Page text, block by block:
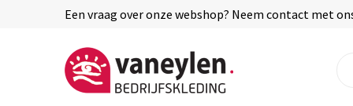
Een vraag over onze webshop? Neem contact met